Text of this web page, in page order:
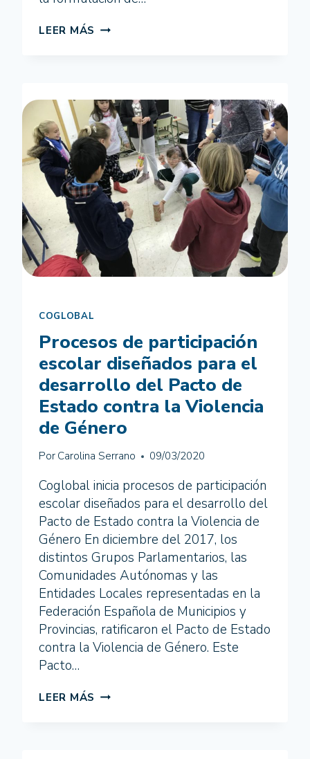
LEER MÁS COGLOBAL
ESCOLAR
DISEÑADOS
PARA
EL
DESARROLLO
DEL
PACTO
DE
ESTADO
CONTRA
VIOLENCIA
DE
COGLOBAL
Procesos de participación
escolar diseñados para el
desarrollo del Pacto de
Estado contra la Violencia
de Género
Por Carolina Serrano 09/03/2020
Coglobal inicia procesos de participación
escolar diseñados para el desarrollo del
Pacto de Estado contra la Violencia de
Género En diciembre del 2017, los
distintos Grupos Parlamentarios, las
Comunidades Autónomas y las
Entidades Locales representadas en la
Federación Española de Municipios y
Provincias, ratificaron el Pacto de Estado
contra la Violencia de Género. Este
Pacto…
LEER MÁS PROCESOS